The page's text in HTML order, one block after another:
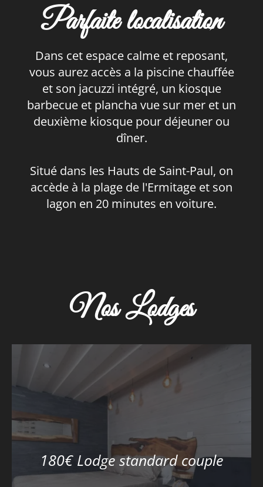
Parfaite localisation
Dans cet espace calme et reposant,
vous aurez accès a la piscine chauffée
et son jacuzzi intégré, un kiosque
barbecue et plancha vue sur mer et un
deuxième kiosque pour déjeuner ou
dîner.
Situé dans les Hauts de Saint-Paul, on
accède à la plage de l'Ermitage et son
lagon en 20 minutes en voiture.
Nos Lodges
180€ Lodge standard couple